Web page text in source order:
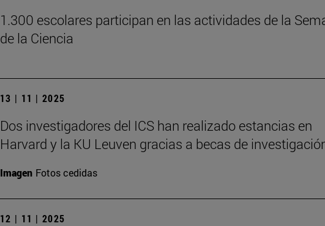
1.300 escolares participan en las actividades de la
de la Ciencia
13 | 11 | 2025
Dos investigadores del ICS han realizado estancias en
Harvard y la KU Leuven gracias a becas de
Imagen Fotos cedidas
12 | 11 | 2025